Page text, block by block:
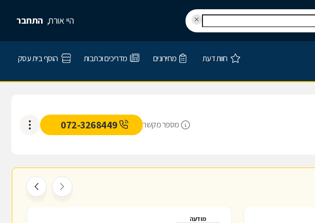
היי אורח, התחבר
חוות דעת מחירונים מדריכים וכתבות הוסף בית עסק
מספר מקשר 072-3268449
מודעה